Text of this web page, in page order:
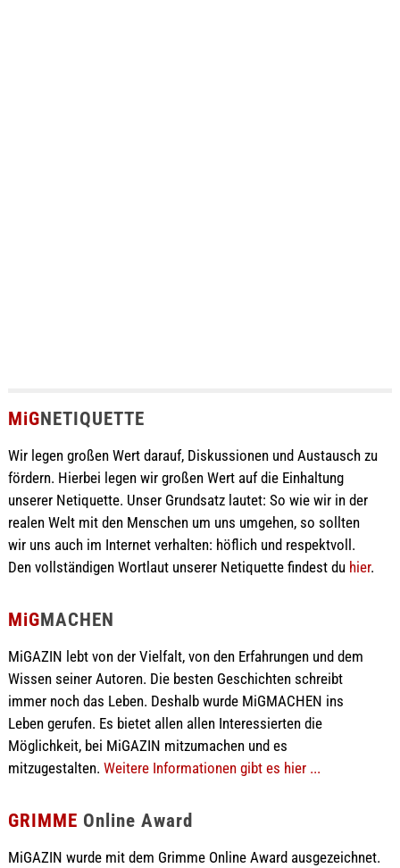
MiGNETIQUETTE
Wir legen großen Wert darauf, Diskussionen und Austausch zu
fördern. Hierbei legen wir großen Wert auf die Einhaltung
unserer Netiquette. Unser Grundsatz lautet: So wie wir in der
realen Welt mit den Menschen um uns umgehen, so sollten
wir uns auch im Internet verhalten: höflich und respektvoll.
Den vollständigen Wortlaut unserer Netiquette findest du hier.
MiGMACHEN
MiGAZIN lebt von der Vielfalt, von den Erfahrungen und dem
Wissen seiner Autoren. Die besten Geschichten schreibt
immer noch das Leben. Deshalb wurde MiGMACHEN ins
Leben gerufen. Es bietet allen allen Interessierten die
Möglichkeit, bei MiGAZIN mitzumachen und es
mitzugestalten. Weitere Informationen gibt es hier ...
GRIMME Online Award
MiGAZIN wurde mit dem Grimme Online Award ausgezeichnet.